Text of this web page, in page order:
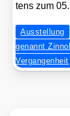
tens zum
Ausstellung
genannt
Vergangenheit